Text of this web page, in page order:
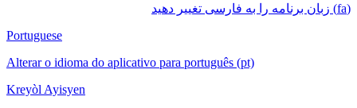
(fa) زبان برنامه را به فارسی تغییر دهید
Portuguese
Alterar o idioma do aplicativo para português (pt)
Kreyòl Ayisyen